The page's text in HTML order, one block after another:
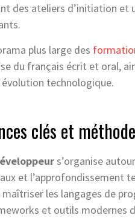
des ateliers d’initiation
plus large des
du français écrit et oral,
technologique.
clés et
s’organise
et l’approfondissement
les langages de
et outils modernes